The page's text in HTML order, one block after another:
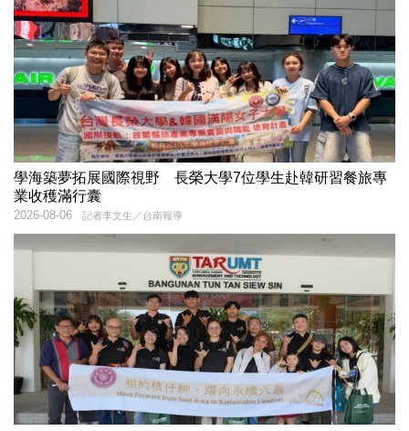
學海築夢拓展國際視野 長榮大學7位學生赴韓研習餐旅專
業收穫滿行囊
記者李文生／台南報導
2026-08-06